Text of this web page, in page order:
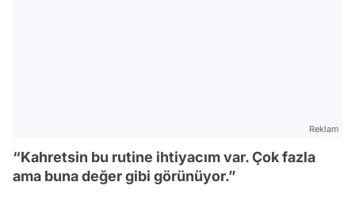
Reklam
“Kahretsin bu rutine ihtiyacım var. Çok fazla
ama buna değer gibi görünüyor.”